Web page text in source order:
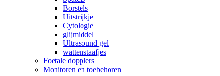
Borstels
Uitstrijkje
Cytologie
glijmiddel
Ultrasound gel
wattenstaafjes
Foetale dopplers
Monitoren en toebehoren